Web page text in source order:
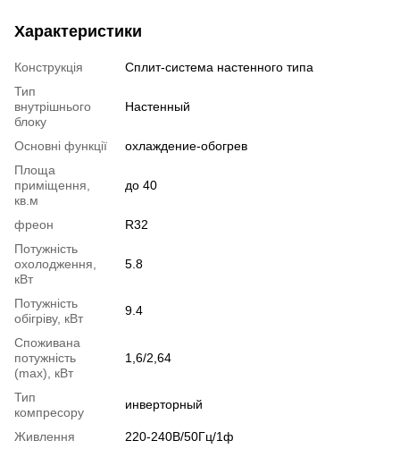
Характеристики
Конструкція
Cплит-система настенного типа
Тип
внутрішнього
блоку
Настенный
Основні функції
охлаждение-обогрев
Площа
приміщення,
кв.м
до 40
фреон
R32
Потужність
охолодження,
кВт
5.8
Потужність
обігріву, кВт
9.4
Споживана
потужність
(max), кВт
1,6/2,64
Тип
компресору
инверторный
Живлення
220-240В/50Гц/1ф